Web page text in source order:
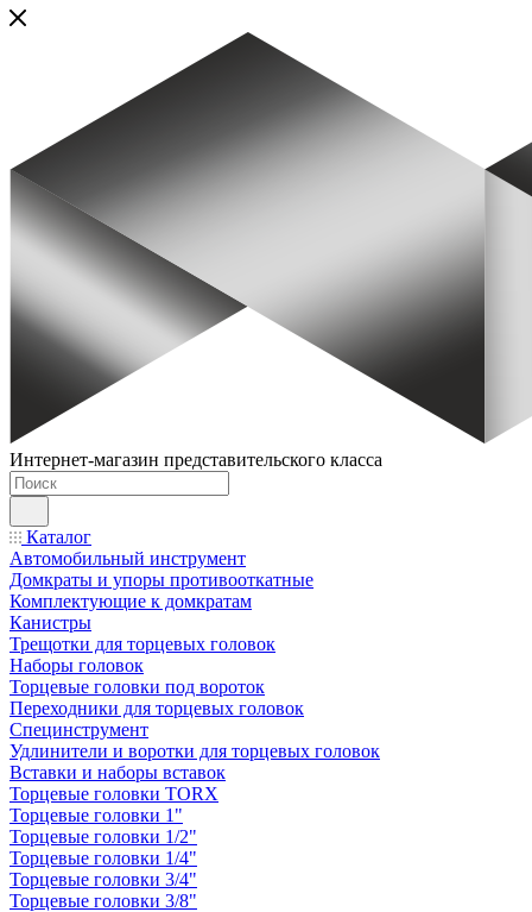
Интернет-магазин представительского класса
Каталог
Автомобильный инструмент
Домкраты и упоры противооткатные
Комплектующие к домкратам
Канистры
Трещотки для торцевых головок
Наборы головок
Торцевые головки под вороток
Переходники для торцевых головок
Специнструмент
Удлинители и воротки для торцевых головок
Вставки и наборы вставок
Торцевые головки TORX
Торцевые головки 1"
Торцевые головки 1/2"
Торцевые головки 1/4"
Торцевые головки 3/4"
Торцевые головки 3/8"